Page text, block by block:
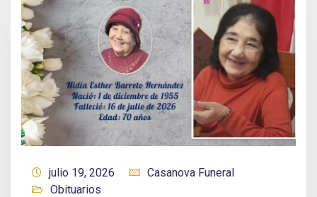
julio 19, 2026
Casanova Funeral
Obituarios